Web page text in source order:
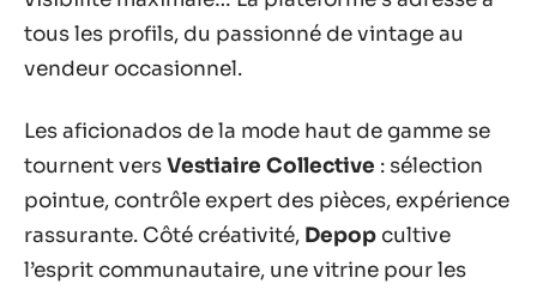
tous les profils, du passionné de vintage au
vendeur occasionnel.
Les aficionados de la mode haut de gamme se
tournent versVestiaire Collective : sélection
pointue, contrôle expert des pièces, expérience
rassurante. Côté créativité, Depop cultive
l’esprit communautaire, une vitrine pour les